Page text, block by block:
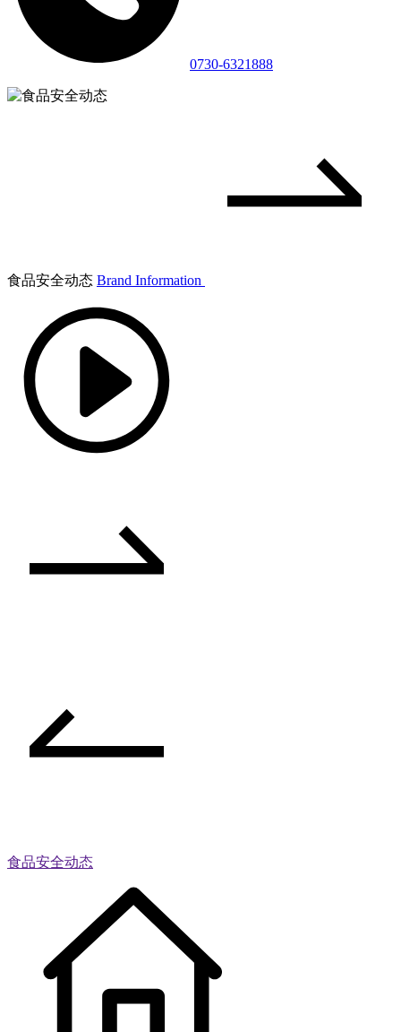
0730-6321888
食品安全动态 Brand Information
食品安全动态